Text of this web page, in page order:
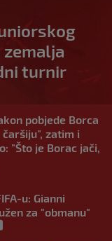
turnir
pobjede Borca
zatim i
"Što je Borac jači,
u: Gianni
za "obmanu"